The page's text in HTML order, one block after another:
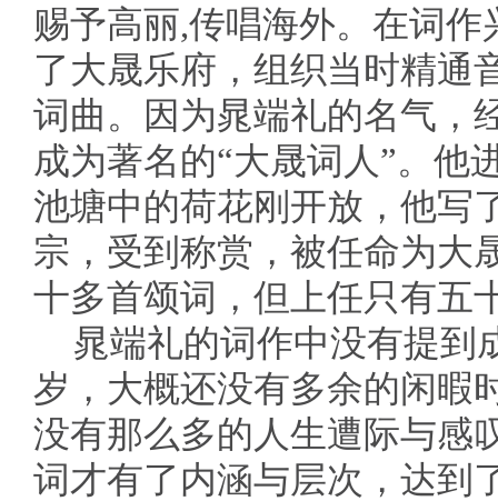
赐予高丽,传唱海外。在词
了大晟乐府，组织当时精通
词曲。因为晁端礼的名气，
成为著名的“大晟词人”。他
池塘中的荷花刚开放，他写
宗，受到称赏，被任命为大
十多首颂词，但上任只有五
晁端礼的词作中没有提到
岁，大概还没有多余的闲暇
没有那么多的人生遭际与感
词才有了内涵与层次，达到